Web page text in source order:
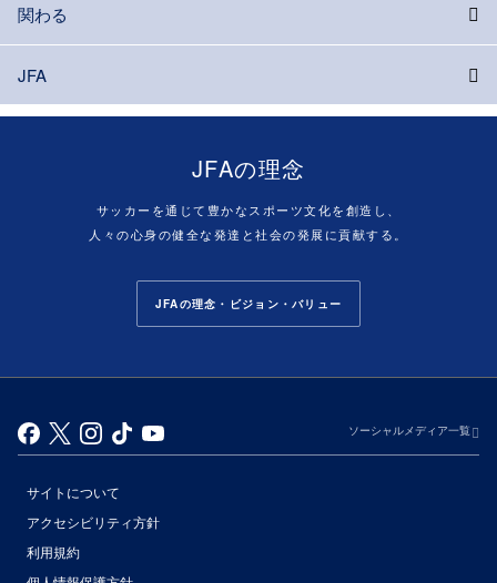
関わる
JFA
JFAの理念
サッカーを通じて豊かなスポーツ文化を創造し、
人々の心身の健全な発達と社会の発展に貢献する。
JFAの理念・ビジョン・バリュー
ソーシャルメディア一覧
サイトについて
アクセシビリティ方針
利用規約